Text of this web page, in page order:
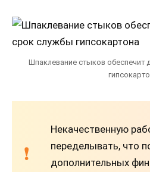
Шпаклевание стыков обеспечит
Некачественную
переделывать, что
дополнительных